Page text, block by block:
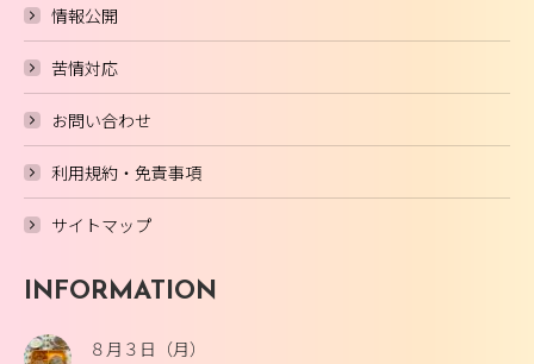
情報公開
苦情対応
お問い合わせ
利用規約・免責事項
サイトマップ
INFORMATION
８月３日（月）